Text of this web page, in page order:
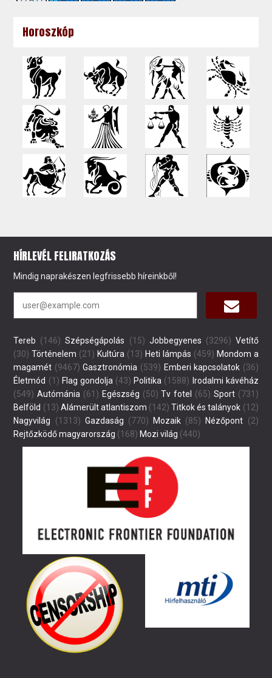
Horoszkóp
HÍRLEVÉL FELIRATKOZÁS
Mindig naprakészen legfrissebb híreinkből!
Tereb (146) Szépségápolás (15) Jobbegyenes (3296) Vetítő
(30) Történelem (21) Kultúra (13) Heti lámpás (459) Mondom a
magamét (9467) Gasztronómia (539) Emberi kapcsolatok (36)
Életmód (1) Flag gondolja (43) Politika (1588) Irodalmi kávéház
(549) Autómánia (61) Egészség (50) Tv fotel (65) Sport(731)
Belföld (13) Alámerült atlantiszom (142) Titkok és talányok (12)
Nagyvilág (1313) Gazdaság (770) Mozaik (85) Nézőpont (2)
Rejtőzködő magyarország (168) Mozi világ (440)